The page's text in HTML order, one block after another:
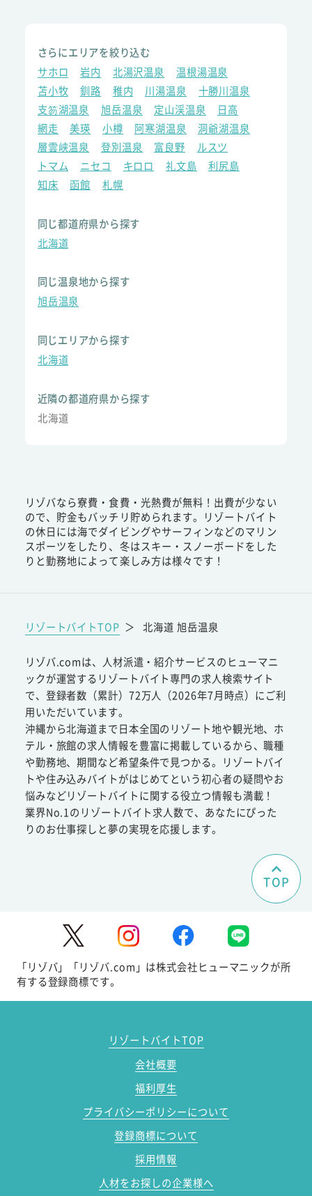
さらにエリアを絞り込む
サホロ
岩内 北湯沢温泉
温根湯温泉
苫小牧
釧路 稚内 川湯温泉
十勝川温泉
支笏湖温泉
旭岳温泉 定山渓温泉
日高
網走
美瑛 小樽 阿寒湖温泉
洞爺湖温泉
層雲峡温泉
登別温泉 富良野
ルスツ
トマム
ニセコ キロロ 礼文島
利尻島
知床
函館 札幌
同じ都道府県から探す
北海道
同じ温泉地から探す
旭岳温泉
同じエリアから探す
北海道
近隣の都道府県から探す
北海道
リゾバなら寮費・食費・光熱費が無料！出費が少ない
ので、貯金もバッチリ貯められます。リゾートバイト
の休日には海でダイビングやサーフィンなどのマリン
スポーツをしたり、冬はスキー・スノーボードをした
りと勤務地によって楽しみ方は様々です！
リゾートバイトTOP ＞ 北海道 旭岳温泉
リゾバ.comは、人材派遣・紹介サービスのヒューマニ
ックが運営するリゾートバイト専門の求人検索サイト
で、登録者数（累計）72万人（2026年7月時点）にご利
用いただいています。
沖縄から北海道まで日本全国のリゾート地や観光地、ホ
テル・旅館の求人情報を豊富に掲載しているから、職種
や勤務地、期間など希望条件で見つかる。リゾートバイ
トや住み込みバイトがはじめてという初心者の疑問やお
悩みなどリゾートバイトに関する役立つ情報も満載！
業界No.1のリゾートバイト求人数で、あなたにぴった
りのお仕事探しと夢の実現を応援します。
TOP
「リゾバ」「リゾバ.com」は株式会社ヒューマニックが所
有する登録商標です。
リゾートバイトTOP
会社概要
福利厚生
プライバシーポリシーについて
登録商標について
採用情報
人材をお探しの企業様へ